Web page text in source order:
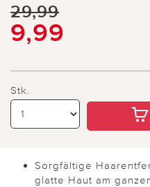
29,99
9,99
Stk.
Sorgfältige
glatte Haut am